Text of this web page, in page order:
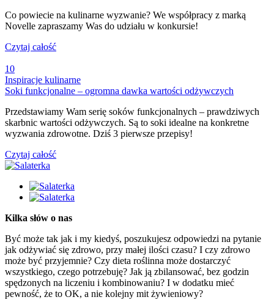
Co powiecie na kulinarne wyzwanie? We współpracy z marką
Novelle zapraszamy Was do udziału w konkursie!
Czytaj całość
10
Inspiracje kulinarne
Soki funkcjonalne – ogromna dawka wartości odżywczych
Przedstawiamy Wam serię soków funkcjonalnych – prawdziwych
skarbnic wartości odżywczych. Są to soki idealne na konkretne
wyzwania zdrowotne. Dziś 3 pierwsze przepisy!
Czytaj całość
Kilka słów o nas
Być może tak jak i my kiedyś, poszukujesz odpowiedzi na pytanie
jak odżywiać się zdrowo, przy małej ilości czasu? I czy zdrowo
może być przyjemnie? Czy dieta roślinna może dostarczyć
wszystkiego, czego potrzebuję? Jak ją zbilansować, bez godzin
spędzonych na liczeniu i kombinowaniu? I w dodatku mieć
pewność, że to OK, a nie kolejny mit żywieniowy?